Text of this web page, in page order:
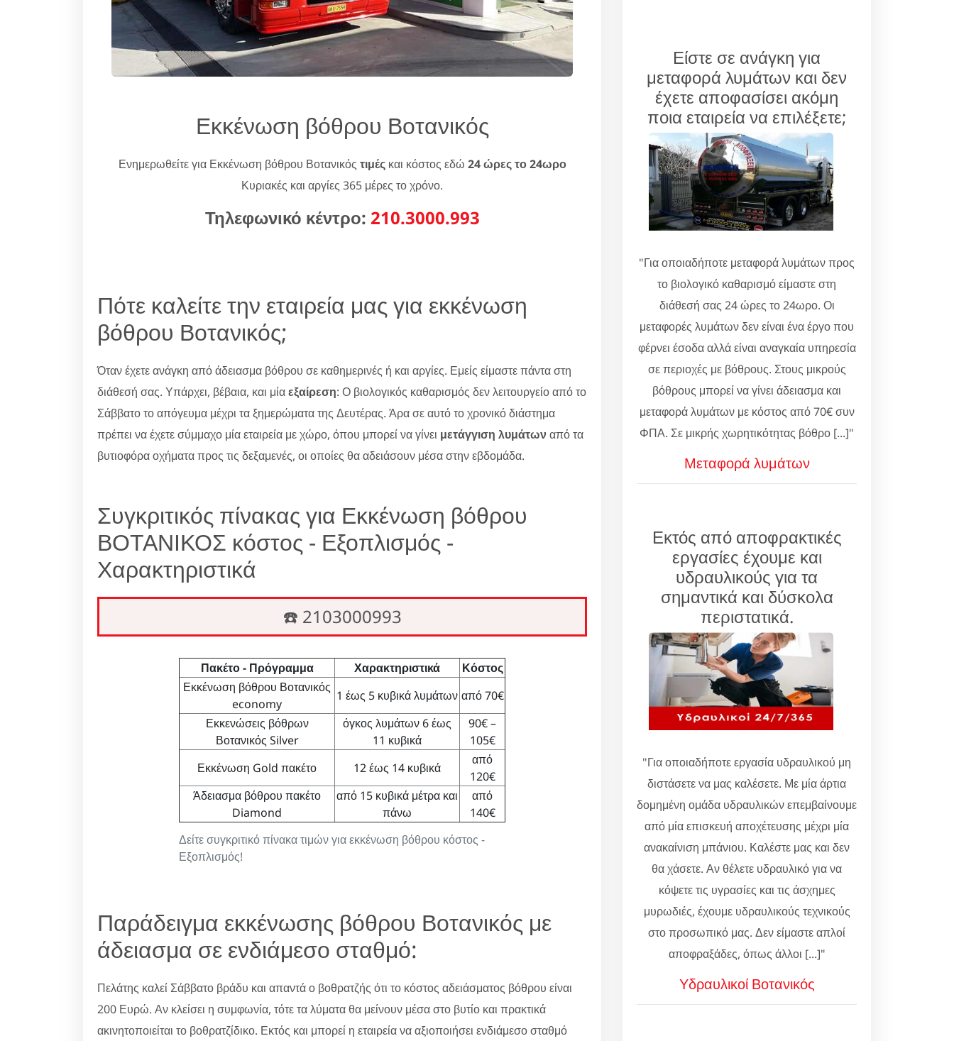
Εκκένωση βόθρου Βοτανικός
Ενημερωθείτε για Εκκένωση βόθρου Βοτανικός τιμέςκαι κόστος εδώ 24 ώρες το 24ωρο
Κυριακές και αργίες 365 μέρες το χρόνο.
Τηλεφωνικό κέντρο: 210.3000.993
Πότε καλείτε την εταιρεία μας για εκκένωση
βόθρου Βοτανικός;
Όταν έχετε ανάγκη από άδειασμα βόθρου σε καθημερινές ή και αργίες. Εμείς είμαστε πάντα στη
διάθεσή σας. Υπάρχει, βέβαια, και μίαεξαίρεση: Ο βιολογικός καθαρισμός δεν λειτουργείο από το
Σάββατο το απόγευμα μέχρι τα ξημερώματα της Δευτέρας. Άρα σε αυτό το χρονικό διάστημα
πρέπει να έχετε σύμμαχο μία εταιρεία με χώρο, όπου μπορεί να γίνει μετάγγιση λυμάτωναπό τα
βυτιοφόρα οχήματα προς τις δεξαμενές, οι οποίες θα αδειάσουν μέσα στην εβδομάδα.
Συγκριτικός πίνακας για Εκκένωση βόθρου
ΒΟΤΑΝΙΚΟΣ κόστος - Εξοπλισμός -
Χαρακτηριστικά
☎️ 2103000993
Δείτε συγκριτικό πίνακα τιμών για εκκένωση βόθρου κόστος -
Εξοπλισμός!
Πακέτο - Πρόγραμμα Χαρακτηριστικά
Κόστος
Εκκένωση βόθρου Βοτανικός
economy
1 έως 5 κυβικά λυμάτων από 70€
Εκκενώσεις βόθρων
Βοτανικός Silver
όγκος λυμάτων 6 έως
11 κυβικά
90€ –
105€
Εκκένωση Gold πακέτο
12 έως 14 κυβικά
από
120€
Άδειασμα βόθρου πακέτο
Diamond
από 15 κυβικά μέτρα και
πάνω
από
140€
Παράδειγμα εκκένωσης βόθρου Βοτανικός με
άδειασμα σε ενδιάμεσο σταθμό:
Πελάτης καλεί Σάββατο βράδυ και απαντά ο βοθρατζής ότι το κόστος αδειάσματος βόθρου είναι
200 Ευρώ. Αν κλείσει η συμφωνία, τότε τα λύματα θα μείνουν μέσα στο βυτίο και πρακτικά
ακινητοποιείται το βοθρατζίδικο. Εκτός και μπορεί η εταιρεία να αξιοποιήσει ενδιάμεσο σταθμό
Είστε σε ανάγκη για
μεταφορά λυμάτων και δεν
έχετε αποφασίσει ακόμη
ποια εταιρεία να επιλέξετε;
"Για οποιαδήποτε μεταφορά λυμάτων προς
το βιολογικό καθαρισμό είμαστε στη
διάθεσή σας 24 ώρες το 24ωρο. Οι
μεταφορές λυμάτων δεν είναι ένα έργο που
φέρνει έσοδα αλλά είναι αναγκαία υπηρεσία
σε περιοχές με βόθρους. Στους μικρούς
βόθρους μπορεί να γίνει άδειασμα και
μεταφορά λυμάτων με κόστος από 70€ συν
ΦΠΑ. Σε μικρής χωρητικότητας βόθρο [...]"
Μεταφορά λυμάτων
Εκτός από αποφρακτικές
εργασίες έχουμε και
υδραυλικούς για τα
σημαντικά και δύσκολα
περιστατικά.
"Για οποιαδήποτε εργασία υδραυλικού μη
διστάσετε να μας καλέσετε. Με μία άρτια
δομημένη ομάδα υδραυλικών επεμβαίνουμε
από μία επισκευή αποχέτευσης μέχρι μία
ανακαίνιση μπάνιου. Καλέστε μας και δεν
θα χάσετε. Αν θέλετε υδραυλικό για να
κόψετε τις υγρασίες και τις άσχημες
μυρωδιές, έχουμε υδραυλικούς τεχνικούς
στο προσωπικό μας. Δεν είμαστε απλοί
αποφραξάδες, όπως άλλοι [...]"
Υδραυλικοί Βοτανικός